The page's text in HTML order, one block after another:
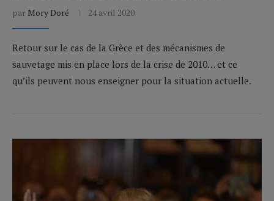
par Mory Doré 24 avril 2020
Retour sur le cas de la Grèce et des mécanismes de
sauvetage mis en place lors de la crise de 2010… et ce
qu’ils peuvent nous enseigner pour la situation actuelle.